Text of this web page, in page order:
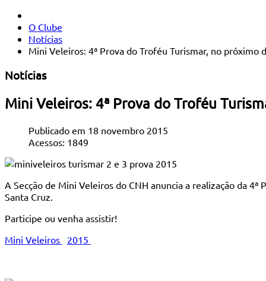
O Clube
Notícias
Mini Veleiros: 4ª Prova do Troféu Turismar, no próximo
Notícias
Mini Veleiros: 4ª Prova do Troféu
Publicado em 18 novembro 2015
Acessos: 1849
A Secção de Mini Veleiros do CNH anuncia a realização da
Santa Cruz.
Participe ou venha assistir!
Mini Veleiros
2015